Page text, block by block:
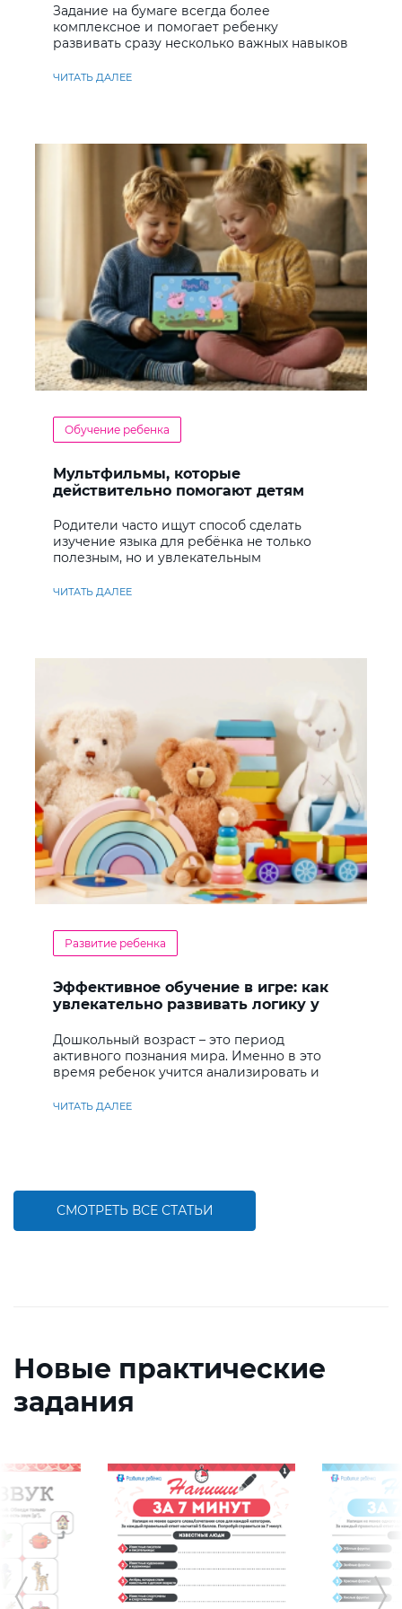
Задание на бумаге всегда более
комплексное и помогает ребенку
развивать сразу несколько важных навыков
ЧИТАТЬ ДАЛЕЕ
Обучение ребенка
Мультфильмы, которые
действительно помогают детям
Родители часто ищут способ сделать
изучение языка для ребёнка не только
полезным, но и увлекательным
ЧИТАТЬ ДАЛЕЕ
Развитие ребенка
Эффективное обучение в игре: как
увлекательно развивать логику у
Дошкольный возраст – это период
активного познания мира. Именно в это
время ребенок учится анализировать и
ЧИТАТЬ ДАЛЕЕ
СМОТРЕТЬ ВСЕ СТАТЬИ
Новые практические
задания